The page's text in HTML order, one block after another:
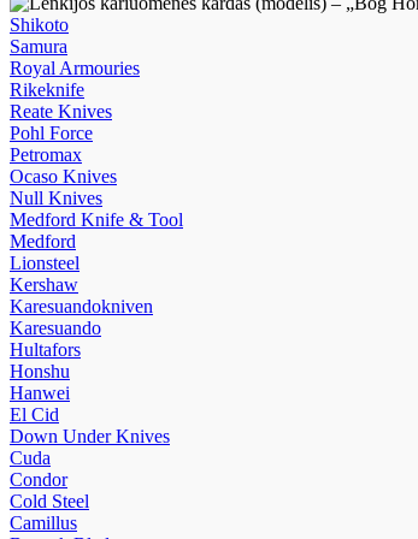
Shikoto
Samura
Royal Armouries
Rikeknife
Reate Knives
Pohl Force
Petromax
Ocaso Knives
Null Knives
Medford Knife & Tool
Medford
Lionsteel
Kershaw
Karesuandokniven
Karesuando
Hultafors
Honshu
Hanwei
El Cid
Down Under Knives
Cuda
Condor
Cold Steel
Camillus